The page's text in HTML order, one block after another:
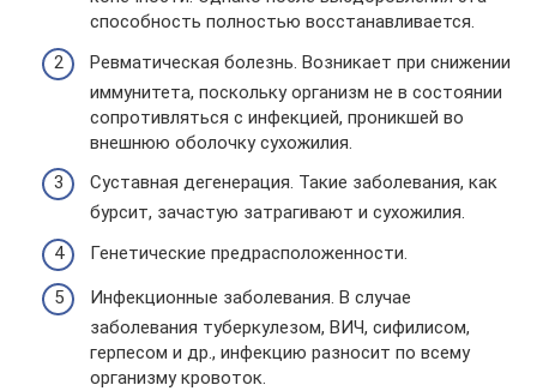
способность полностью восстанавливается.
Ревматическая болезнь. Возникает при снижении
иммунитета, поскольку организм не в состоянии
сопротивляться с инфекцией, проникшей во
внешнюю оболочку сухожилия.
Суставная дегенерация. Такие заболевания, как
бурсит, зачастую затрагивают и сухожилия.
Генетические предрасположенности.
Инфекционные заболевания. В случае
заболевания туберкулезом, ВИЧ, сифилисом,
герпесом и др., инфекцию разносит по всему
организму кровоток.